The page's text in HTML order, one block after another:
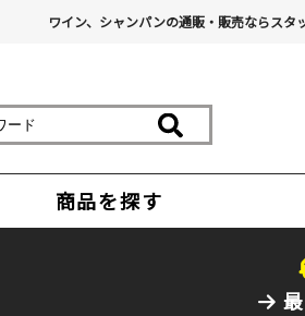
ワイン、シャンパンの通販・販売ならスタ
商品を探す